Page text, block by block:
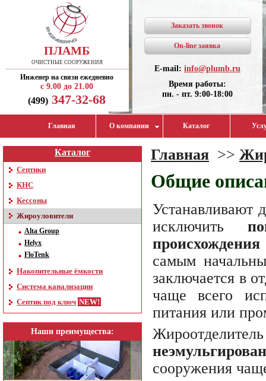
ПЛАМБ
ОЧИСТНЫЕ СООРУЖЕНИЯ
Инженер на связи ежедневно
с 9.00 до 21.00
(499) 347-32-68
Заказать звонок
On-line заявка
E-mail: info@plumb.ru
Время работы:
пн. - пт. 9:00-18:00
Главная О компании Каталог
Каталог
Септики
КНС
Кессоны
Жироуловители
Alta Group
Helyx
FloTenk
Накопительные ёмкости
Система канализации
Септик под ключ
Наши преимущества:
Главная >>
Общие
Устанавливают
исключить
самым
заключается в
чаще всего
питания или
сооружения